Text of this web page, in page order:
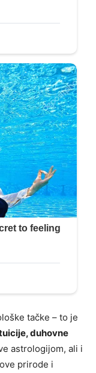
tačke – to je
duhovne
astrologijom, ali i
prirode i